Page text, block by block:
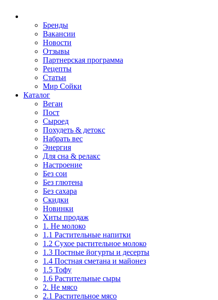
Бренды
Вакансии
Новости
Отзывы
Партнерская программа
Рецепты
Статьи
Мир Сойки
Каталог
Веган
Пост
Сыроед
Похудеть & детокс
Набрать вес
Энергия
Для сна & релакс
Настроение
Без сои
Без глютена
Без сахара
Скидки
Новинки
Хиты продаж
1. Не молоко
1.1 Растительные напитки
1.2 Сухое растительное молоко
1.3 Постные йогурты и десерты
1.4 Постная сметана и майонез
1.5 Тофу
1.6 Растительные сыры
2. Не мясо
2.1 Растительное мясо